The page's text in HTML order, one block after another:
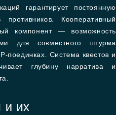
гарантирует постоянную
Кооперативный
компонент — возможность
для совместного штурма
поединках. Система квестов и
глубину нарратива и
и их